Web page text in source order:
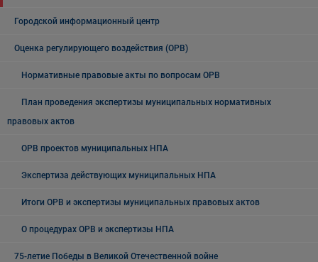
Городской информационный центр
Оценка регулирующего воздействия (ОРВ)
Нормативные правовые акты по вопросам ОРВ
План проведения экспертизы муниципальных нормативных
правовых актов
ОРВ проектов муниципальных НПА
Экспертиза действующих муниципальных НПА
Итоги ОРВ и экспертизы муниципальных правовых актов
О процедурах ОРВ и экспертизы НПА
75-летие Победы в Великой Отечественной войне